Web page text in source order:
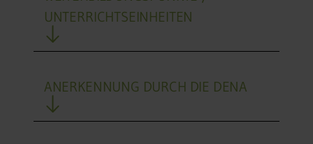
UNTERRICHTSEINHEITEN
ANERKENNUNG DURCH DIE DENA